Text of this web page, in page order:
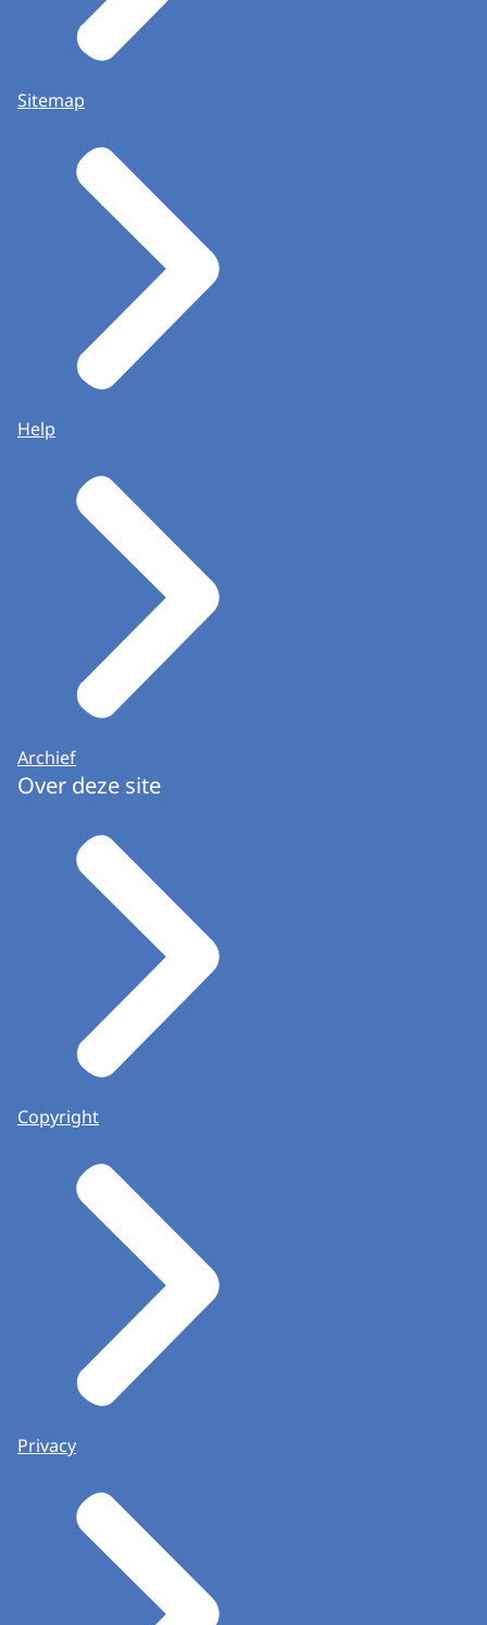
Sitemap
Help
Archief
Over deze site
Copyright
Privacy